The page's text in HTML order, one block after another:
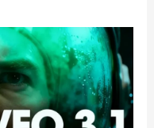
إنشاء
الفيديوهات
بالذكاء
الاصطناعي